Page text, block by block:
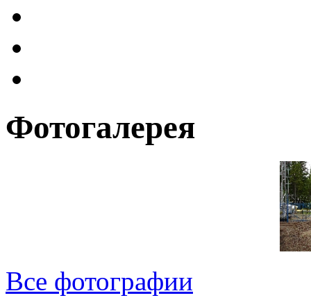
Фотогалерея
Все фотографии